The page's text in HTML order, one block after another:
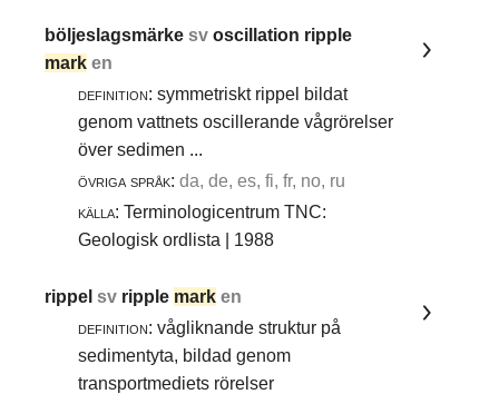
böljeslagsmärkesvoscillation ripple
mark en
definition: symmetriskt rippel bildat
genom vattnets oscillerande vågrörelser
över sedimen ...
övriga språk: da, de, es, fi, fr, no, ru
källa: Terminologicentrum TNC:
Geologisk ordlista | 1988
rippelsv ripple mark en
definition: vågliknande struktur på
sedimentyta, bildad genom
transportmediets rörelser